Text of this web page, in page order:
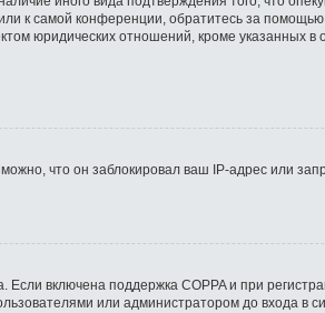
к самой конференции, обратитесь за
юридических отношений, кроме указанных в
что он заблокировал ваш IP-адрес или
включена поддержка COPPA и при
или администратором до входа в